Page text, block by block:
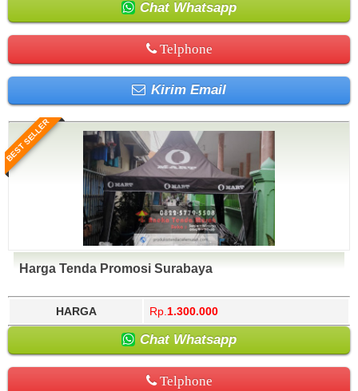
Chat Whatsapp
Telphone
Kirim Email
BEST SELLER
Harga Tenda Promosi Surabaya
HARGA Rp. 1.300.000
Chat Whatsapp
Telphone